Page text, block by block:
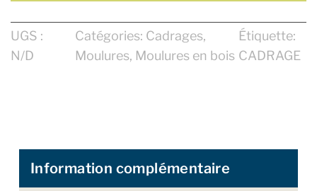
UGS :
N/D
Catégories: Cadrages,
Moulures, Moulures en bois
Étiquette:
CADRAGE
Information complémentaire